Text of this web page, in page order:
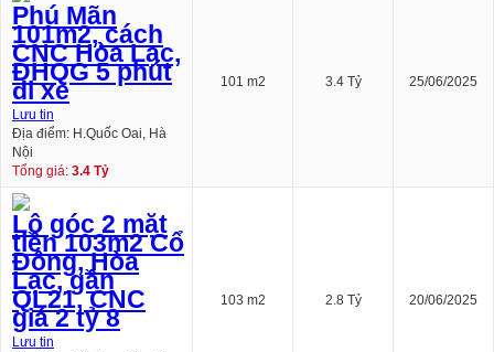
Phú Mãn
101m2, cách
CNC Hòa Lạc,
ĐHQG 5 phút
đi xe
Lưu tin
Địa điểm: H.Quốc Oai, Hà
Nội
Tổng giá: 3.4 Tỷ
101 m2 3.4 Tỷ 25/06/2025
Lô góc 2 mặt
tiền 103m2 Cổ
Đông, Hòa
Lạc, gần
QL21, CNC
giá 2 tỷ 8
Lưu tin
103 m2 2.8 Tỷ 20/06/2025